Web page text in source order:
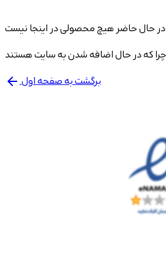
در حال حاضر هیچ محصولی در اینجا نیست
arrow_back برگشت به صفحه اول